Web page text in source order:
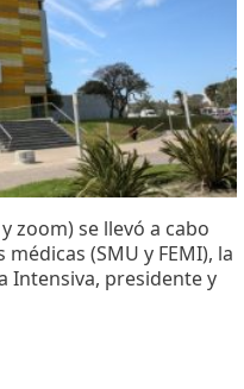
zoom) se llevó a cabo
(SMU y FEMI), la
Intensiva, presidente y